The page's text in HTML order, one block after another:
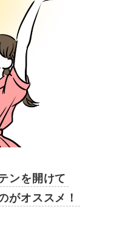
ンを開けて
がオススメ！